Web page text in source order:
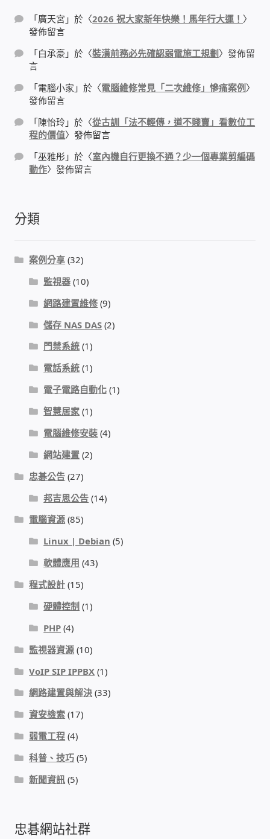
電子模組電路模塊
門禁安全控制 工具 軟體 手冊
建築技術設備設置
租屋維修、租屋安全
智慧電錶、儲值、雲端 電子式電錶
充電樁
線上網路購物
DIY材料
我的帳號
結帳
購物車
退款和退貨政策
「廣天宮 」於〈2026 祝大家新年快樂！馬年行大運！ 〉
發佈留言
「白承豪 」於〈裝潢前務必先確認弱電施工規劃 〉發佈留
言
「電腦小家 」於〈電腦維修常見「二次維修」慘痛案例 〉
發佈留言
「陳怡玲 」於〈從古訓「法不輕傳，道不賤賣」看數位工
程的價值〉發佈留言
「巫雅彤 」於〈室內機自行更換不通？少一個專業剪編碼
動作〉發佈留言
分類
案例分享 (32)
監視器 (10)
網路建置維修 (9)
儲存 NAS DAS (2)
門禁系統 (1)
電話系統 (1)
電子電路自動化 (1)
智慧居家 (1)
電腦維修安裝 (4)
網站建置 (2)
忠碁公告 (27)
邦吉思公告 (14)
電腦資源 (85)
Linux | Debian (5)
軟體應用 (43)
程式設計 (15)
硬體控制 (1)
PHP (4)
監視器資源 (10)
VoIP SIP IPPBX (1)
網路建置與解決 (33)
資安檢索 (17)
弱電工程 (4)
科普、技巧 (5)
新聞資訊 (5)
忠碁網站社群